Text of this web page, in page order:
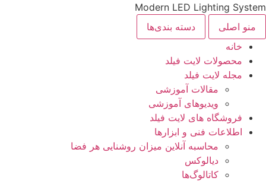
Modern LED Lighting System
منو اصلی
دسته بندی‌ها
خانه
محصولات لایت فیلد
مجله لایت فیلد
مقالات آموزشی
ویدیوهای آموزشی
فروشگاه های لایت فیلد
اطلاعات فنی و ابزارها
محاسبه آنلاین میزان روشنایی هر فضا
دیالوکس
کاتالوگ‌ها